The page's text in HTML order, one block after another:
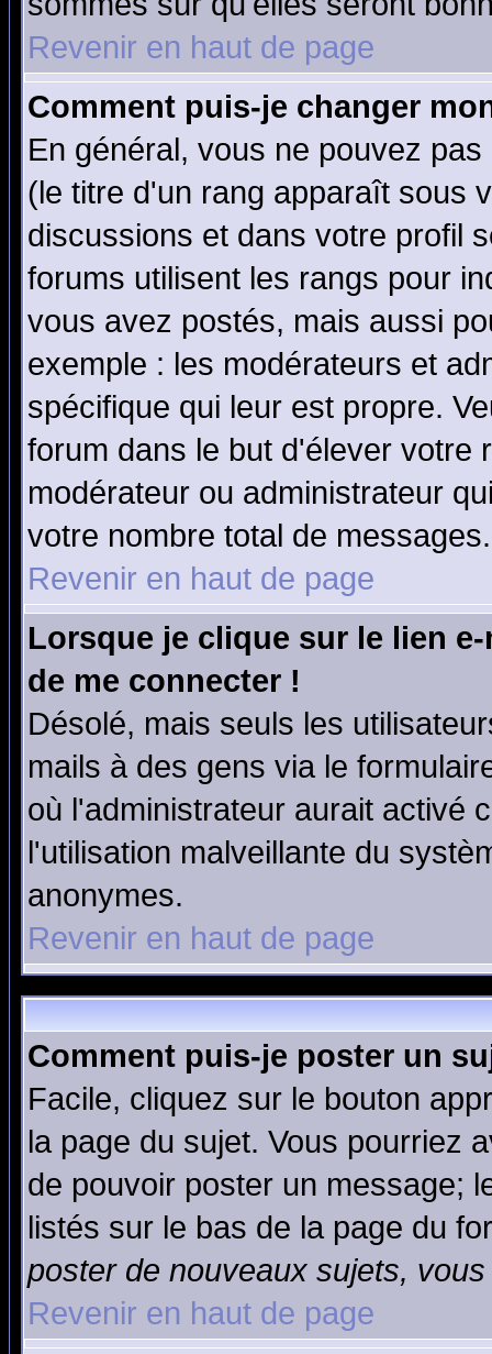
Revenir en haut de page
Comment puis-je changer
En général, vous ne pouvez
(le titre d'un rang apparaît sous
discussions et dans votre profil
forums utilisent les rangs pour
vous avez postés, mais aussi
exemple : les modérateurs et
spécifique qui leur est propre.
forum dans le but d'élever votre
modérateur ou administrateur
votre nombre total de messages.
Revenir en haut de page
Lorsque je clique sur le lien
de me connecter !
Désolé, mais seuls les
mails à des gens via le
où l'administrateur aurait activé
l'utilisation malveillante du
anonymes.
Revenir en haut de page
Comment puis-je poster un
Facile, cliquez sur le bouton
la page du sujet. Vous pourriez
de pouvoir poster un message;
listés sur le bas de la page du
poster de nouveaux sujets,
Revenir en haut de page